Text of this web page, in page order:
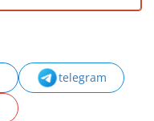
telegram